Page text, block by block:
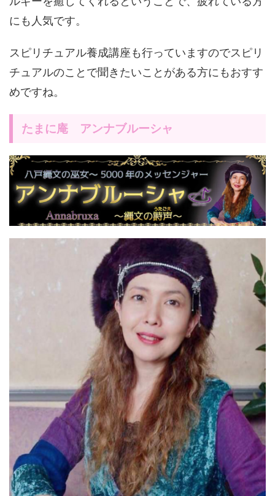
にも人気です。
スピリチュアル養成講座も行っていますのでスピリ
チュアルのことで聞きたいことがある方にもおすす
めですね。
たまに庵 アンナブルーシャ